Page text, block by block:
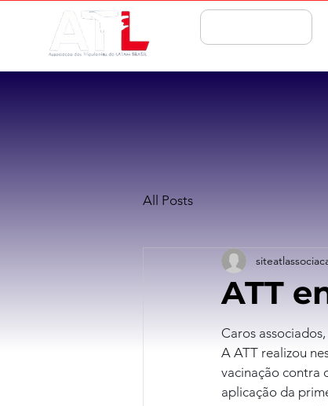
All Posts
ATT
Caros associados,
A ATT realizou
vacinação contra
aplicação da